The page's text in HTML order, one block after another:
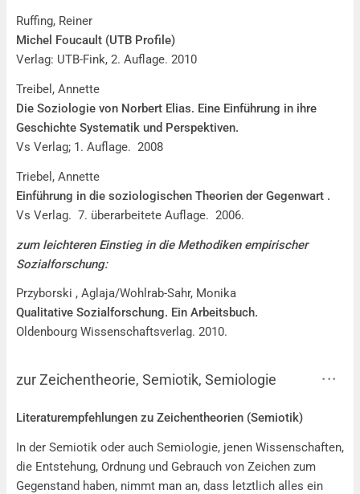
Ruffing, Reiner
Michel Foucault (UTB Profile)
Verlag: UTB-Fink, 2. Auflage. 2010
Treibel, Annette
Die Soziologie von Norbert Elias. Eine Einführung in ihre
Geschichte Systematik und Perspektiven.
Vs Verlag; 1. Auflage. 2008
Triebel, Annette
Einführung in die soziologischen Theorien der Gegenwart .
Vs Verlag. 7. überarbeitete Auflage. 2006.
zum leichteren Einstieg in die Methodiken empirischer
Sozialforschung:
Przyborski , Aglaja/Wohlrab-Sahr, Monika
Qualitative Sozialforschung. Ein Arbeitsbuch.
Oldenbourg Wissenschaftsverlag. 2010.
zur Zeichentheorie, Semiotik, Semiologie
zur Zeichentheorie, Semiotik, Semiologie
Literaturempfehlungen zu Zeichentheorien (Semiotik)
In der Semiotik oder auch Semiologie, jenen Wissenschaften,
die Entstehung, Ordnung und Gebrauch von Zeichen zum
Gegenstand haben, nimmt man an, dass letztlich alles ein